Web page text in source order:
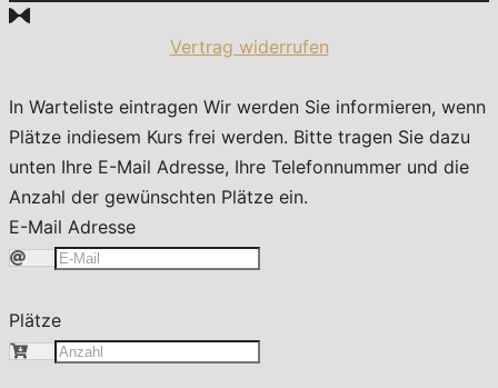
Vertrag widerrufen
In Warteliste eintragen Wir werden Sie informieren, wenn
Plätze indiesem Kurs frei werden. Bitte tragen Sie dazu
unten Ihre E-Mail Adresse, Ihre Telefonnummer und die
Anzahl der gewünschten Plätze ein.
E-Mail Adresse
Plätze